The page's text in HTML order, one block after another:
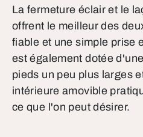
La fermeture éclair et le
offrent le meilleur des
fiable et une simple prise
est également dotée
pieds un peu plus larges
intérieure amovible
ce que l'on peut désirer.